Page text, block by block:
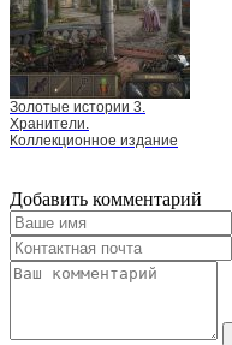
Золотые истории 3.
Хранители.
Коллекционное издание
Добавить комментарий